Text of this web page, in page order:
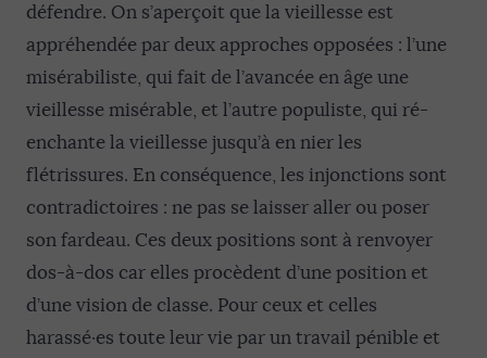
défendre. On s’aperçoit que la vieillesse est
appréhendée par deux approches opposées : l’une
misérabiliste, qui fait de l’avancée en âge une
vieillesse misérable, et l’autre populiste, qui ré-
enchante la vieillesse jusqu’à en nier les
flétrissures. En conséquence, les injonctions sont
contradictoires : ne pas se laisser aller ou poser
son fardeau. Ces deux positions sont à renvoyer
dos-à-dos car elles procèdent d’une position et
d’une vision de classe. Pour ceux et celles
harassé·es toute leur vie par un travail pénible et